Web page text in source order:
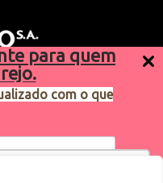
para quem
com o que
melhor
pauta